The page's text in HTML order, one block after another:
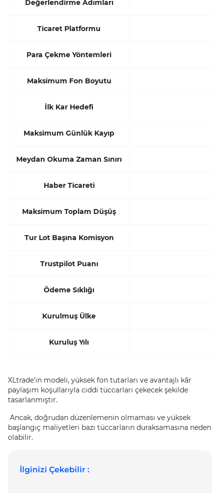
Değerlendirme Adımları
Ticaret Platformu
Para Çekme Yöntemleri
Maksimum Fon Boyutu
İlk Kar Hedefi
Maksimum Günlük Kayıp
Meydan Okuma Zaman Sınırı
Haber Ticareti
Maksimum Toplam Düşüş
Tur Lot Başına Komisyon
Trustpilot Puanı
Ödeme Sıklığı
Kurulmuş Ülke
Kuruluş Yılı
XLtrade'in modeli, yüksek fon tutarları ve avantajlı kâr
paylaşım koşullarıyla ciddi tüccarları çekecek şekilde
tasarlanmıştır.
Ancak, doğrudan düzenlemenin olmaması ve yüksek
başlangıç maliyetleri bazı tüccarların duraksamasına neden
olabilir.
İlginizi Çekebilir :